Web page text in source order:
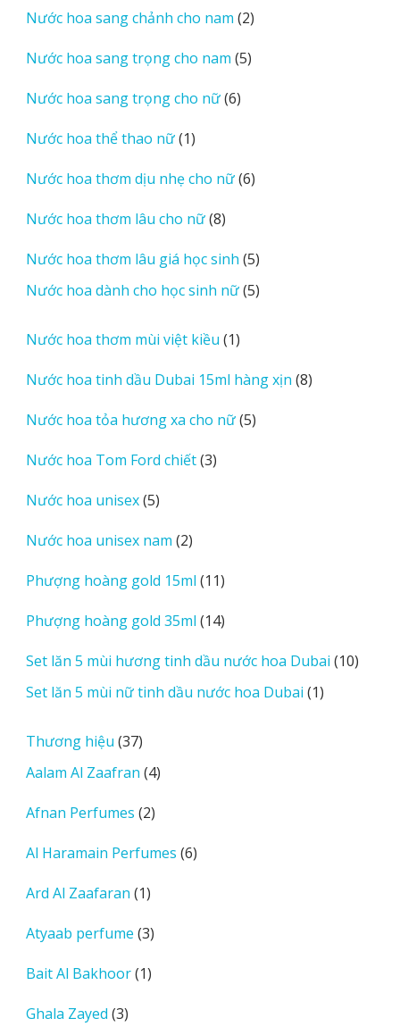
phẩm
Nước hoa sang chảnh cho nam 22
phẩm
Nước hoa sang trọng cho nam 55
Nước hoa sang trọng cho nữ 66
Nước hoa thể thao nữ 11
phẩm
Nước hoa thơm dịu nhẹ cho nữ 66
Nước hoa thơm lâu cho nữ 88
phẩm
Nước hoa thơm lâu giá học sinh 55
sản
phẩm
Nước hoa dành cho học sinh nữ 55
Nước hoa thơm mùi việt kiều 11
phẩm
Nước hoa tinh dầu Dubai 15ml hàng xịn 88
Nước hoa tỏa hương xa cho nữ 55
Nước hoa Tom Ford chiết 33
Nước hoa unisex 55
phẩm
Nước hoa unisex nam 22
phẩm
Phượng hoàng gold 15ml 1111
phẩm
Phượng hoàng gold 35ml 1414
phẩm
Set lăn 5 mùi hương tinh dầu nước hoa Dubai 1010
Set lăn 5 mùi nữ tinh dầu nước hoa Dubai 11
Thương hiệu 3737
sản
phẩm
Aalam Al Zaafran 44
Afnan Perfumes 22
phẩm
Al Haramain Perfumes 66
Ard Al Zaafaran 11
phẩm
Atyaab perfume 33
phẩm
Bait Al Bakhoor 11
Ghala Zayed 33